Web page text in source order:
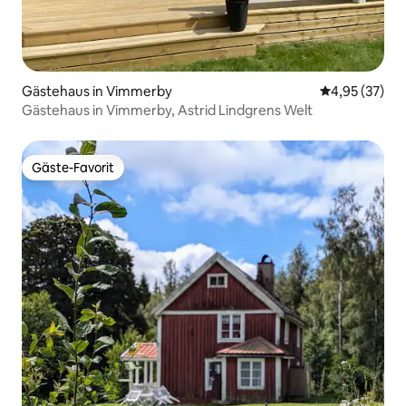
Gästehaus in Vimmerby
4,95 (37)
Gästehaus in Vimmerby, Astrid Lindgrens Welt
Gäste-Favorit
Gäste-Favorit